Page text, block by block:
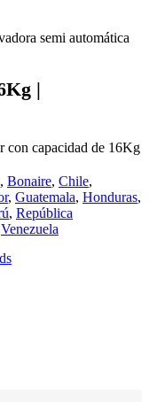
semi automática
|
con capacidad de 16Kg
, Bonaire, Chile,
, Guatemala, Honduras,
, República
Venezuela